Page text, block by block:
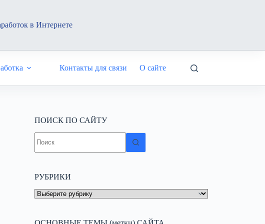
в Интернете
Контакты для связи О сайте
ПОИСК ПО САЙТУ
не
найдено
РУБРИКИ
РУБРИКИ